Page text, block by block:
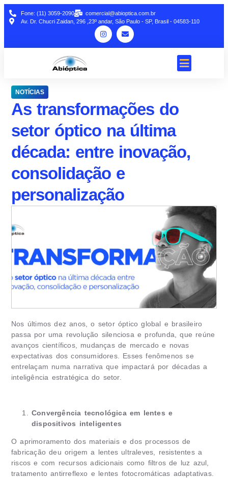
Fone: (11) 3059-2090
comercial@abioptica.com.br
Av. Dr. Chucri Zaidan, 296 ,23º andar, São Paulo - SP, Brasil - 04583-110
NOTÍCIAS
As transformações do
setor óptico na última
década: entre inovação,
consolidação e
personalização
Nos últimos dez anos, o setor óptico global e brasileiro
passa por uma revolução silenciosa e profunda, que reúne
avanços científicos, mudanças de mercado e novas
expectativas dos consumidores. Esses fenômenos se
entrelaçam numa narrativa que impactará por décadas a
inteligência estratégica do setor.
Convergência tecnológica em lentes e
dispositivos inteligentes
O aprimoramento dos materiais e dos processos de
fabricação deu origem a lentes ultraleves, resistentes a
riscos e com recursos adicionais como filtros de luz azul,
tratamento antirreflexo e lentes fotocromáticas adaptativas.